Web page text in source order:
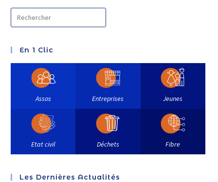
En 1 Clic
Assos Entreprises Jeunes
Etat civil Déchets Fibre
Les Dernières Actualités